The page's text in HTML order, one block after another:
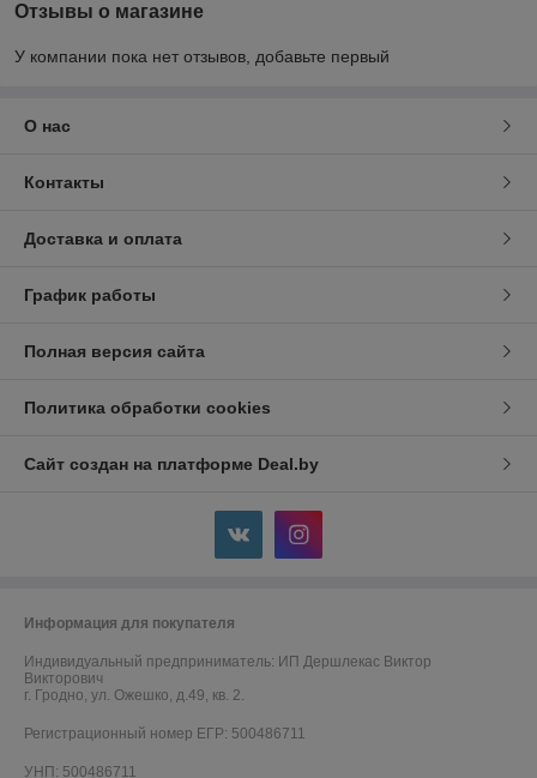
Отзывы о магазине
У компании пока нет отзывов, добавьте первый
О нас
Контакты
Доставка и оплата
График работы
Полная версия сайта
Политика обработки cookies
Сайт создан на платформе Deal.by
Информация для покупателя
Индивидуальный предприниматель: ИП Дершлекас Виктор
Викторович
г. Гродно, ул. Ожешко, д.49, кв. 2.
Регистрационный номер ЕГР: 500486711
УНП: 500486711